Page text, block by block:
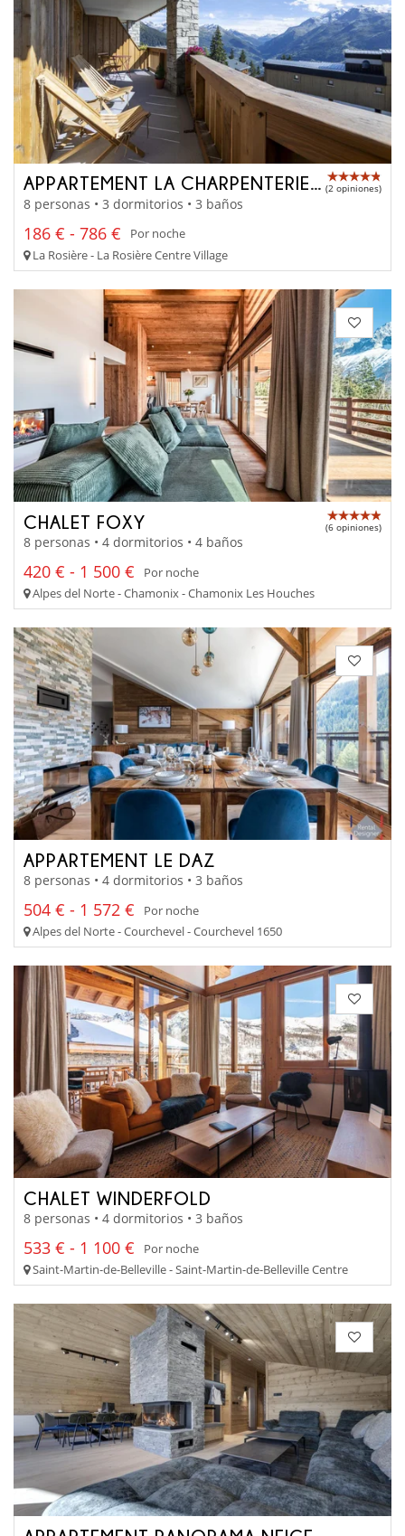
APPARTEMENT LA CHARPENTERIE 202 (2 opiniones)
8 personas • 3 dormitorios • 3 baños
186 € - 786 €
Por noche
La Rosière - La Rosière Centre Village
CHALET FOXY (6 opiniones)
8 personas • 4 dormitorios • 4 baños
420 € - 1 500 €
Por noche
Alpes del Norte - Chamonix - Chamonix Les Houches
APPARTEMENT LE DAZ
8 personas • 4 dormitorios • 3 baños
504 € - 1 572 €
Por noche
Alpes del Norte - Courchevel - Courchevel 1650
CHALET WINDERFOLD
8 personas • 4 dormitorios • 3 baños
533 € - 1 100 €
Por noche
Saint-Martin-de-Belleville - Saint-Martin-de-Belleville Centre